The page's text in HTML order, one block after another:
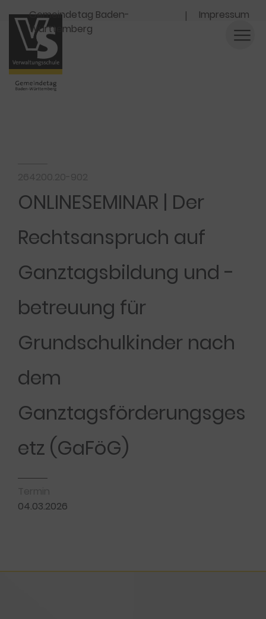
Navigation
Gemeindetag Baden-
Württemberg
Impressum
ONLINESEMINAR | Der
Rechtsanspruch auf
Ganztagsbildung und -
betreuung für
Grundschulkinder nach
dem
Ganztagsförderungsges
etz (GaFöG)
04.03.2026